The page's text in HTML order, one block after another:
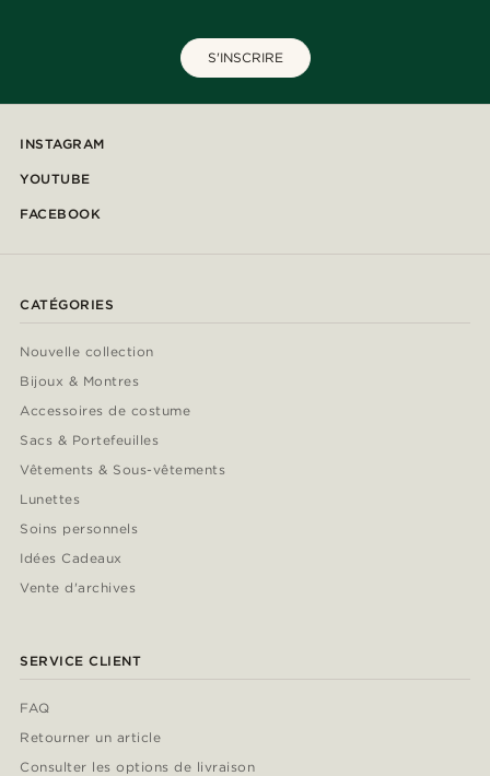
S'INSCRIRE
INSTAGRAM
YOUTUBE
FACEBOOK
CATÉGORIES
Nouvelle collection
Bijoux & Montres
Accessoires de costume
Sacs & Portefeuilles
Vêtements & Sous-vêtements
Lunettes
Soins personnels
Idées Cadeaux
Vente d'archives
SERVICE CLIENT
FAQ
Retourner un article
Consulter les options de livraison